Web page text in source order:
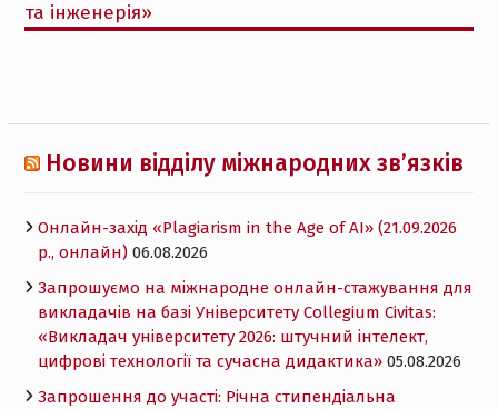
та інженерія»
Новини відділу міжнародних зв’язків
Онлайн-захід «Plagiarism in the Age of AI» (21.09.2026
р., онлайн) 06.08.2026
Запрошуємо на міжнародне онлайн-стажування для
викладачів на базі Університету Collegium Civitas:
«Викладач університету 2026: штучний інтелект,
цифрові технології та сучасна дидактика» 05.08.2026
Запрошення до участі: Річна стипендіальна